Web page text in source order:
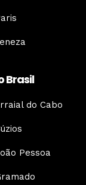
Brasil
do Cabo
Pessoa